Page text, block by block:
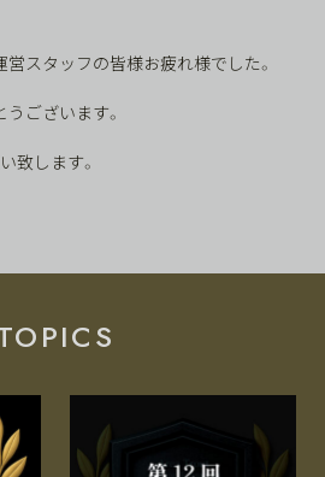
営スタッフの皆様お疲れ様でした。
ございます。
致します。